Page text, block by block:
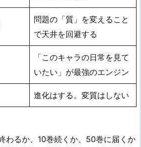
問題の「質」を変えること
で天井を回避する
「このキャラの日常を見て
いたい」が最強のエンジン
進化はする。変質はしない
わるか、10巻続くか、50巻に届くか